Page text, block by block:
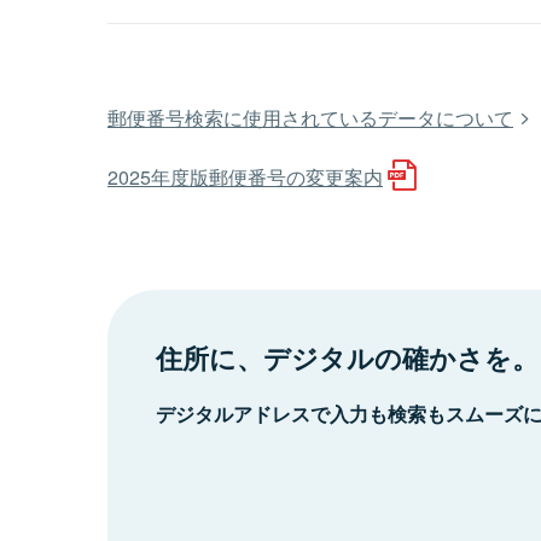
郵便番号検索に使用されているデータについて
2025年度版郵便番号の変更案内
住所に、デジタルの確かさを。
デジタルアドレスで入力も検索もスムーズ